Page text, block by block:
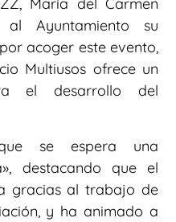
María del Carmen
Ayuntamiento su
acoger este evento,
Multiusos ofrece un
el desarrollo del
se espera una
destacando que el
gracias al trabajo de
y ha animado a